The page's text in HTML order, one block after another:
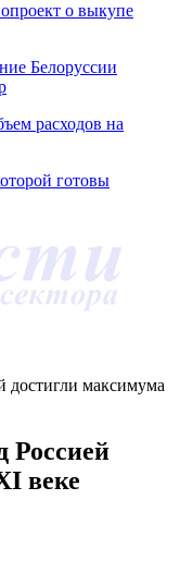
о выкупе
Белоруссии
расходов на
готовы
достигли максимума
Россией
веке